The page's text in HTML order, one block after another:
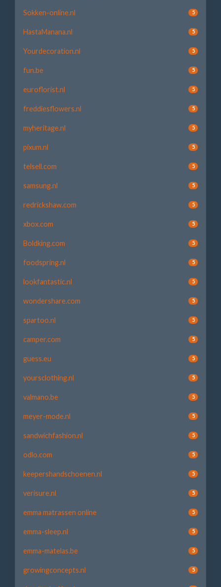
Sokken-online.nl 5
HastaManana.nl 5
Yourdecoration.nl 5
fun.be 5
euroflorist.nl 5
freddiesflowers.nl 5
myheritage.nl 5
pixum.nl 5
telsell.com 5
samsung.nl 5
redrickshaw.com 5
xbox.com 5
Boldking.com 5
foodspring.nl 5
lookfantastic.nl 5
wondershare.com 5
spartoo.nl 5
camper.com 5
guess.eu 5
yoursclothing.nl 5
valmano.be 5
meyer-mode.nl 5
sandwichfashion.nl 5
odlo.com 5
keepershandschoenen.nl 5
verisure.nl 5
emma matrassen online 5
emma-sleep.nl 5
emma-matelas.be 5
growingconcepts.nl 5